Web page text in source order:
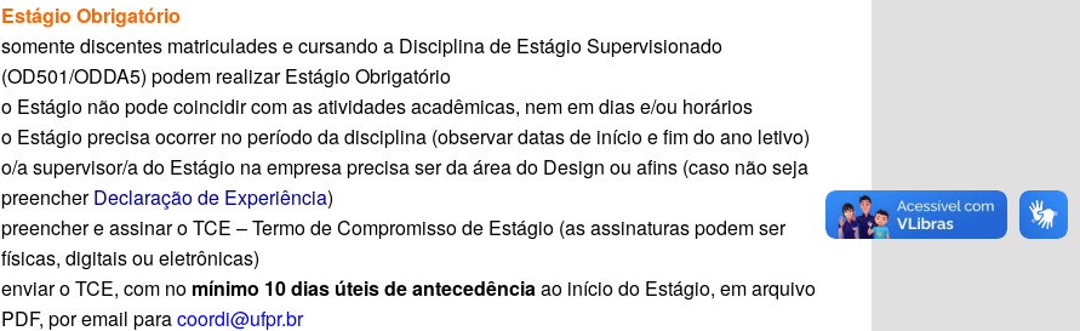
Estágio Obrigatório
somente discentes matriculades e cursando a Disciplina de Estágio Supervisionado
(OD501/ODDA5) podem realizar Estágio Obrigatório
o Estágio não pode coincidir com as atividades acadêmicas, nem em dias e/ou horários
o Estágio precisa ocorrer no período da disciplina (observar datas de início e fim do ano letivo)
o/a supervisor/a do Estágio na empresa precisa ser da área do Design ou afins (caso não seja
preencherDeclaração de Experiência)
preencher e assinar o TCE – Termo de Compromisso de Estágio (as assinaturas podem ser
físicas, digitais ou eletrônicas)
enviar o TCE, com no mínimo 10 dias úteis de antecedênciaao início do Estágio, em arquivo
PDF, por email paracoordi@ufpr.br